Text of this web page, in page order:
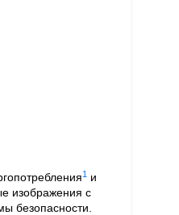
1 и
изображения с
безопасности.